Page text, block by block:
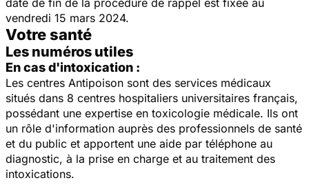
vendredi 15 mars 2024.
Votre santé
Les numéros utiles
En cas d'intoxication :
Les centres Antipoison sont des services médicaux
situés dans 8 centres hospitaliers universitaires français,
possédant une expertise en toxicologie médicale. Ils ont
un rôle d'information auprès des professionnels de santé
et du public et apportent une aide par téléphone au
diagnostic, à la prise en charge et au traitement des
intoxications.